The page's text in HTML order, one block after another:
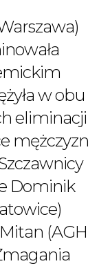
w obu
eliminacji
mężczyzn
Dominik
(AGH